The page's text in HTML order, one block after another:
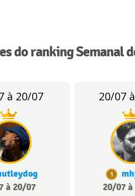
do ranking Semanal
à 20/07
à 20/07
20/07
1
20/07